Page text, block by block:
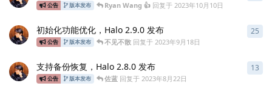
公告 版本发布 Ryan Wang 👍回复于 2023年10月10日
初始化功能优化，Halo 2.9.0 发布
公告 版本发布 不见不散回复于 2023年9月18日
25
支持备份恢复，Halo 2.8.0 发布
公告 版本发布 佐蓝回复于 2023年8月22日
13